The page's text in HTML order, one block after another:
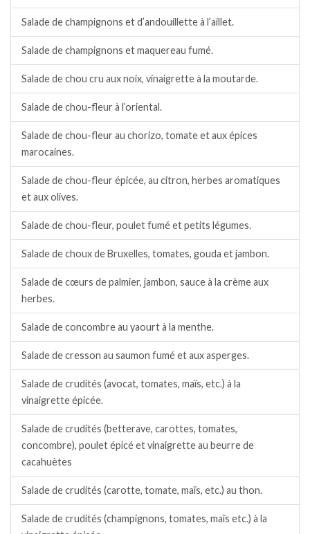
Salade de champignons et d’andouillette à l’aillet.
Salade de champignons et maquereau fumé.
Salade de chou cru aux noix, vinaigrette à la moutarde.
Salade de chou-fleur à l’oriental.
Salade de chou-fleur au chorizo, tomate et aux épices
marocaines.
Salade de chou-fleur épicée, au citron, herbes aromatiques
et aux olives.
Salade de chou-fleur, poulet fumé et petits légumes.
Salade de choux de Bruxelles, tomates, gouda et jambon.
Salade de cœurs de palmier, jambon, sauce à la crème aux
herbes.
Salade de concombre au yaourt à la menthe.
Salade de cresson au saumon fumé et aux asperges.
Salade de crudités (avocat, tomates, maïs, etc.) à la
vinaigrette épicée.
Salade de crudités (betterave, carottes, tomates,
concombre), poulet épicé et vinaigrette au beurre de
cacahuètes
Salade de crudités (carotte, tomate, maïs, etc.) au thon.
Salade de crudités (champignons, tomates, maïs etc.) à la